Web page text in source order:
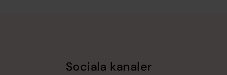
Sociala kanaler